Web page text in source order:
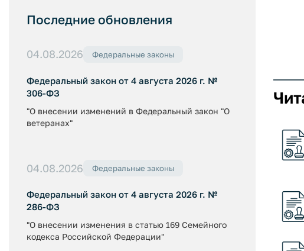
Последние обновления
04.08.2026 Федеральные законы
Федеральный закон от 4 августа 2026 г. №
306-ФЗ
"О внесении изменений в Федеральный закон "О
ветеранах"
04.08.2026 Федеральные законы
Федеральный закон от 4 августа 2026 г. №
286-ФЗ
"О внесении изменения в статью 169 Семейного
кодекса Российской Федерации"